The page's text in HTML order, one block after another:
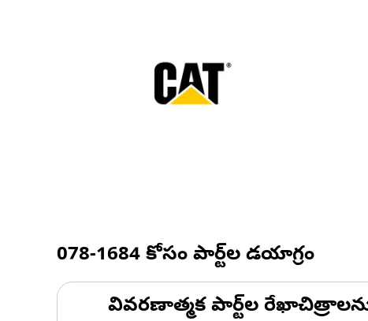
078-1684 కోసం పార్ట్‌ల డయాగ్రం
వివరణాత్మక పార్ట్‌ల రేఖాచిత్రాలను